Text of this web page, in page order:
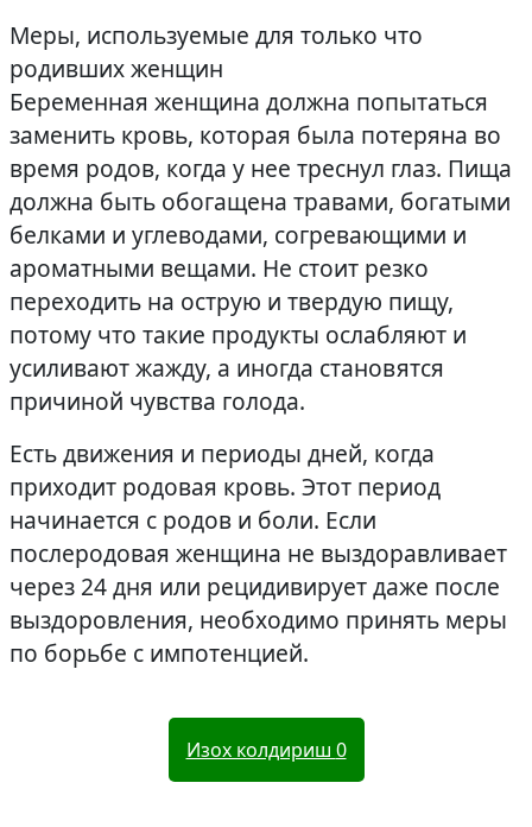
Меры, используемые для только что
родивших женщин
Беременная женщина должна попытаться
заменить кровь, которая была потеряна во
время родов, когда у нее треснул глаз. Пища
должна быть обогащена травами, богатыми
белками и углеводами, согревающими и
ароматными вещами. Не стоит резко
переходить на острую и твердую пищу,
потому что такие продукты ослабляют и
усиливают жажду, а иногда становятся
причиной чувства голода.
Есть движения и периоды дней, когда
приходит родовая кровь. Этот период
начинается с родов и боли. Если
послеродовая женщина не выздоравливает
через 24 дня или рецидивирует даже после
выздоровления, необходимо принять меры
по борьбе с импотенцией.
Изох колдириш 0